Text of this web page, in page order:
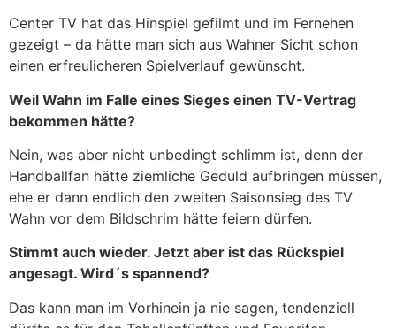
Center TV hat das Hinspiel gefilmt und im Fernehen
gezeigt – da hätte man sich aus Wahner Sicht schon
einen erfreulicheren Spielverlauf gewünscht.
Weil Wahn im Falle eines Sieges einen TV-Vertrag
bekommen hätte?
Nein, was aber nicht unbedingt schlimm ist, denn der
Handballfan hätte ziemliche Geduld aufbringen müssen,
ehe er dann endlich den zweiten Saisonsieg des TV
Wahn vor dem Bildschrim hätte feiern dürfen.
Stimmt auch wieder. Jetzt aber ist das Rückspiel
angesagt. Wird´s spannend?
Das kann man im Vorhinein ja nie sagen, tendenziell